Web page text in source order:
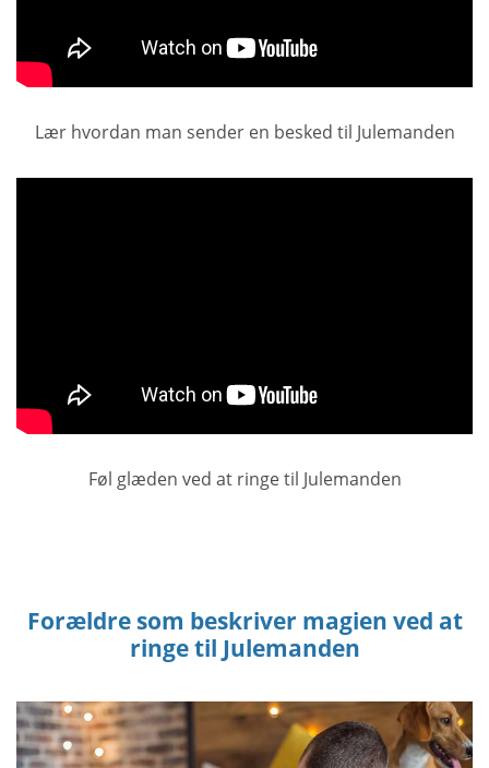
Lær hvordan man sender en besked til Julemanden
Føl glæden ved at ringe til Julemanden
Forældre som beskriver magien ved at
ringe til Julemanden